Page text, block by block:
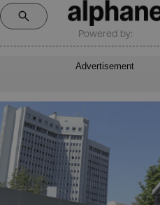
Powered by:
Advertisement